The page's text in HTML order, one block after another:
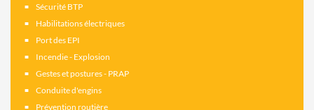
Sécurité BTP
Habilitations électriques
Port des EPI
Incendie - Explosion
Gestes et postures - PRAP
Conduite d'engins
Prévention routière